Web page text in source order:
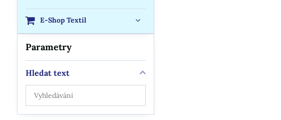
Parametry
Hledat text
Prohledat
výsledky
filtru
E-Shop Textil